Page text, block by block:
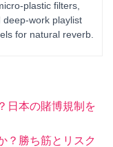
plastic filters,
work playlist
for natural reverb.
日本の賭博規制を
？勝ち筋とリスク